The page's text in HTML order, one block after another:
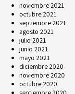
noviembre 2021
octubre 2021
septiembre 2021
agosto 2021
julio 2021
junio 2021
mayo 2021
diciembre 2020
noviembre 2020
octubre 2020